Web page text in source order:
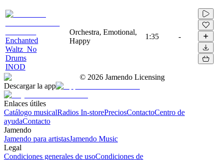
Enchanted
Waltz_No
Drums
INOD
Orchestra, Emotional,
Happy
1:35 -
© 2026 Jamendo Licensing
Descargar la app
Enlaces útiles
Catálogo musicalRadios In-storePreciosContactoCentro de
ayudaContacto
Jamendo
Jamendo para artistasJamendo Music
Legal
Condiciones generales de usoCondiciones de